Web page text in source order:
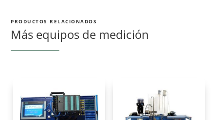
PRODUCTOS RELACIONADOS
Más equipos de medición